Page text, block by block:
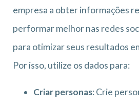
empresa a obter informações
performar melhor nas redes
para otimizar seus resultados
Por isso, utilize os dados para:
Criar personas: Crie